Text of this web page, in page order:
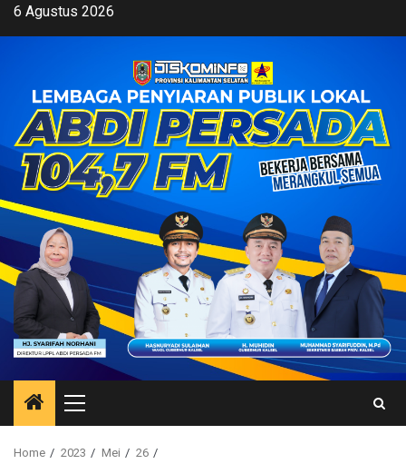
Skip6 Agustus 2026
Primary
Menu
Home 2023 Mei
26